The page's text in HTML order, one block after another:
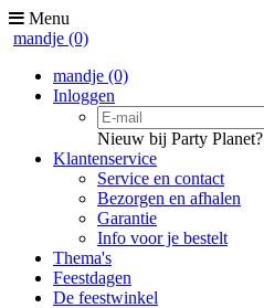
Menu
mandje (0)
mandje (0)
Inloggen
Nieuw bij Party Planet?
Klantenservice
Service en contact
Bezorgen en afhalen
Garantie
Info voor je bestelt
Thema's
Feestdagen
De feestwinkel